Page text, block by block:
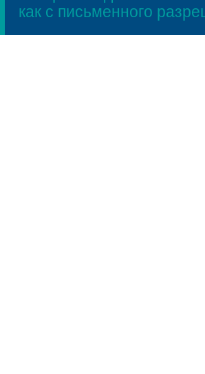
как с письменного